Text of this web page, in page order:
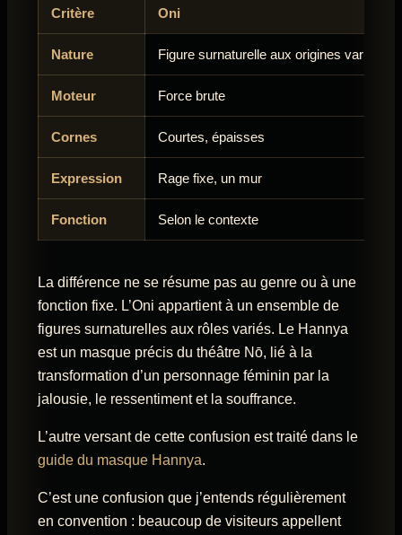
Critère Oni
Nature Figure surnaturelle aux origines variées
Moteur Force brute
Cornes Courtes, épaisses
Expression Rage fixe, un mur
Fonction Selon le contexte
La différence ne se résume pas au genre ou à une
fonction fixe. L’Oni appartient à un ensemble de
figures surnaturelles aux rôles variés. Le Hannya
est un masque précis du théâtre Nō, lié à la
transformation d’un personnage féminin par la
jalousie, le ressentiment et la souffrance.
L’autre versant de cette confusion est traité dans le
guide du masque Hannya.
C’est une confusion que j’entends régulièrement
en convention : beaucoup de visiteurs appellent